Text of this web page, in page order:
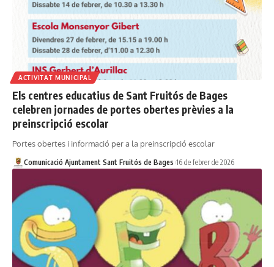
ACTIVITAT MUNICIPAL
Els centres educatius de Sant Fruitós de Bages
celebren jornades de portes obertes prèvies a la
preinscripció escolar
Portes obertes i informació per a la preinscripció escolar
Comunicació Ajuntament Sant Fruitós de Bages 16 de febrer de 2026